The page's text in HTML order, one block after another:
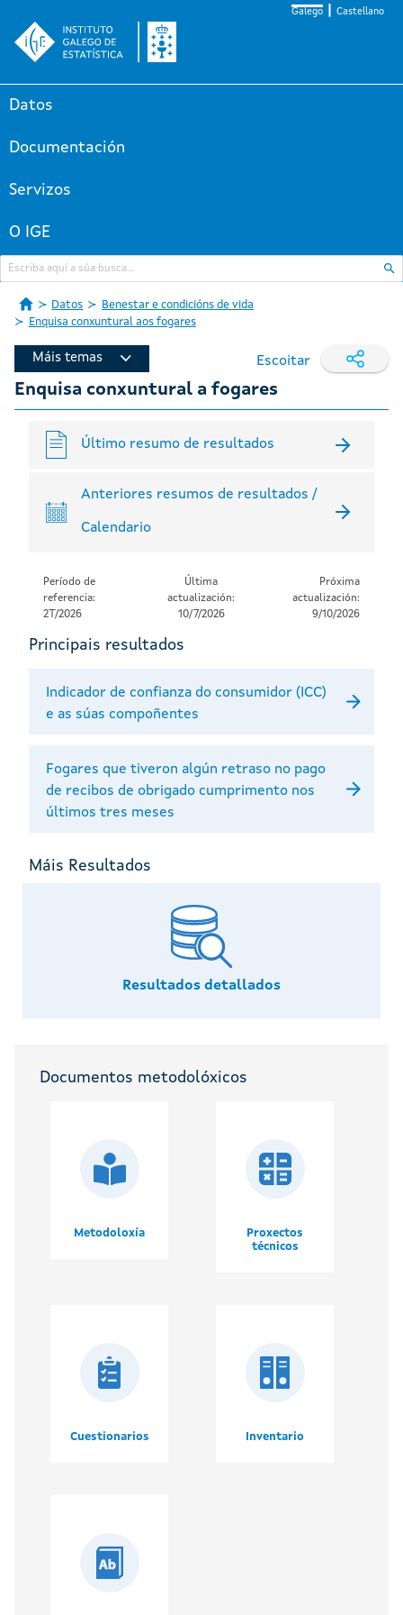
Galego Castellano
Datos
Documentación
Servizos
O IGE
Datos
Benestar e condicións de vida
Enquisa conxuntural aos fogares
Máis temas Escoitar
Enquisa conxuntural a fogares
Último resumo de resultados
Anteriores resumos de resultados /
Calendario
Período de
referencia:
2T/2026
Última
actualización:
10/7/2026
Próxima
actualización:
9/10/2026
Principais resultados
Indicador de confianza do consumidor (ICC)
e as súas compoñentes
Fogares que tiveron algún retraso no pago
de recibos de obrigado cumprimento nos
últimos tres meses
Máis Resultados
Resultados detallados
Documentos metodolóxicos
Metodoloxía
Proxectos
técnicos
Cuestionarios Inventario